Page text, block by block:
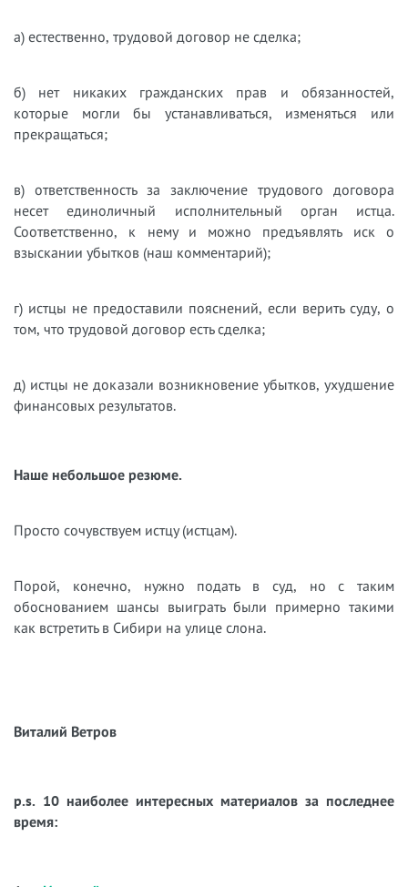
а) естественно, трудовой договор не сделка;
б) нет никаких гражданских прав и обязанностей,
которые могли бы устанавливаться, изменяться или
прекращаться;
в) ответственность за заключение трудового договора
несет единоличный исполнительный орган истца.
Соответственно, к нему и можно предъявлять иск о
взыскании убытков (наш комментарий);
г) истцы не предоставили пояснений, если верить суду, о
том, что трудовой договор есть сделка;
д) истцы не доказали возникновение убытков, ухудшение
финансовых результатов.
Наше небольшое резюме.
Просто сочувствуем истцу (истцам).
Порой, конечно, нужно подать в суд, но с таким
обоснованием шансы выиграть были примерно такими
как встретить в Сибири на улице слона.
Виталий Ветров
p.s. 10 наиболее интересных материалов за последнее
время: